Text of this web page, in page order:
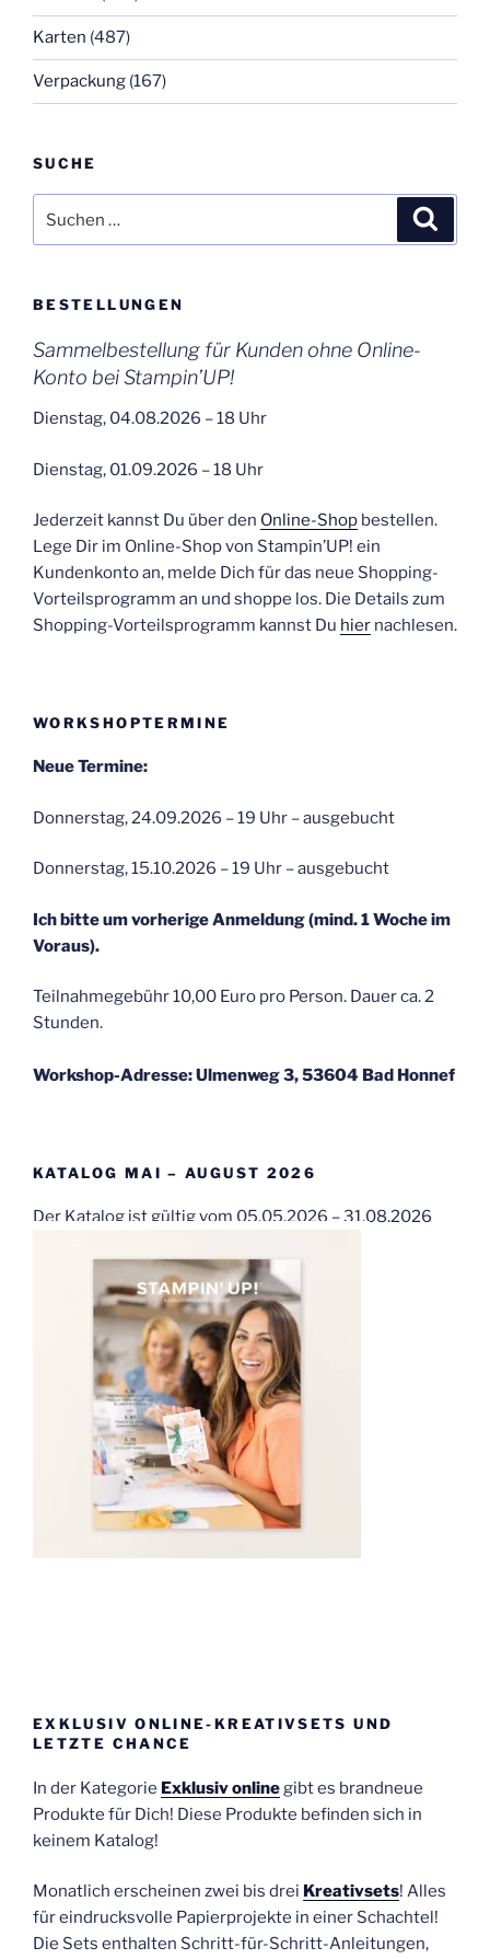
Karten (487)
Verpackung (167)
SUCHE
nach:
BESTELLUNGEN
Sammelbestellung für Kunden ohne Online-
Konto bei Stampin’UP!
Dienstag, 04.08.2026 – 18 Uhr
Dienstag, 01.09.2026 – 18 Uhr
Jederzeit kannst Du über den Online-Shop bestellen.
Lege Dir im Online-Shop von Stampin’UP! ein
Kundenkonto an, melde Dich für das neue Shopping-
Vorteilsprogramm an und shoppe los. Die Details zum
Shopping-Vorteilsprogramm kannst Du hier nachlesen.
WORKSHOPTERMINE
Neue Termine:
Donnerstag, 24.09.2026 – 19 Uhr – ausgebucht
Donnerstag, 15.10.2026 – 19 Uhr – ausgebucht
Ich bitte um vorherige Anmeldung (mind. 1 Woche im
Voraus).
Teilnahmegebühr 10,00 Euro pro Person. Dauer ca. 2
Stunden.
Workshop-Adresse: Ulmenweg 3, 53604 Bad Honnef
KATALOG MAI – AUGUST 2026
Der Katalog ist gültig vom 05.05.2026 – 31.08.2026
EXKLUSIV ONLINE-KREATIVSETS UND
LETZTE CHANCE
In der Kategorie Exklusiv onlinegibt es brandneue
Produkte für Dich! Diese Produkte befinden sich in
keinem Katalog!
Monatlich erscheinen zwei bis drei Kreativsets! Alles
für eindrucksvolle Papierprojekte in einer Schachtel!
Die Sets enthalten Schritt-für-Schritt-Anleitungen,